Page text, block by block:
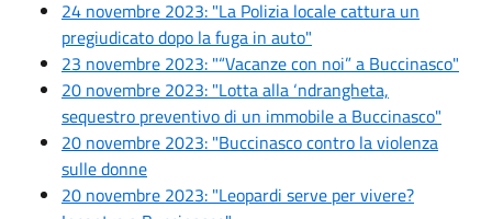
24 novembre 2023: "La Polizia locale cattura un
pregiudicato dopo la fuga in auto"
23 novembre 2023: "“Vacanze con noi” a Buccinasco"
20 novembre 2023: "Lotta alla ‘ndrangheta,
sequestro preventivo di un immobile a Buccinasco"
20 novembre 2023: "Buccinasco contro la violenza
sulle donne
20 novembre 2023: "Leopardi serve per vivere?